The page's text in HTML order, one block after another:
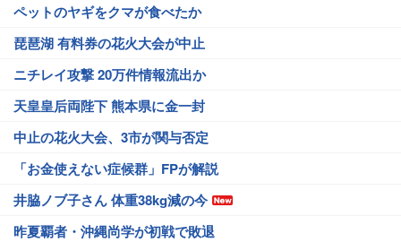
ペットのヤギをクマが食べたか
琵琶湖 有料券の花火大会が中止
ニチレイ攻撃 20万件情報流出か
天皇皇后両陛下 熊本県に金一封
中止の花火大会、3市が関与否定
「お金使えない症候群」FPが解説
井脇ノブ子さん 体重38kg減の今
昨夏覇者・沖縄尚学が初戦で敗退